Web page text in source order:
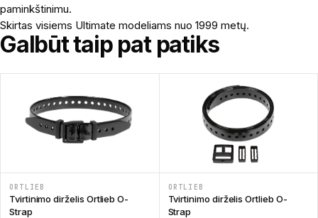
paminkštinimu.
Skirtas visiems Ultimate modeliams nuo 1999 metų.
Galbūt taip pat patiks
ORTLIEB
Tvirtinimo dirželis Ortlieb O-
Strap
ORTLIEB
Tvirtinimo dirželis Ortlieb O-
Strap